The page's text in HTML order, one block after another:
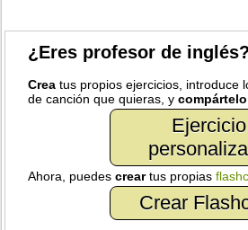
¿Eres profesor de inglés?
Crea tus propios ejercicios, introduce
de canción que quieras, ycompártelo
Ejercicio
Ahora, puedescreartus propias
Crear